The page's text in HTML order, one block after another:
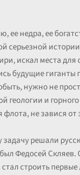
недра, ее
серьезной
искал места для
будущие
нужно не
геологии и
не завися от
решали
Федосей Скляев.
строить